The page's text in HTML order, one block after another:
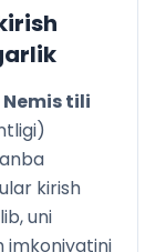
tili
kirish
uni
imkoniyatini